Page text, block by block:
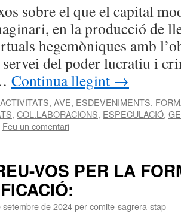
sobre el que el capital
en la producció de
hegemòniques amb
del poder lucratiu i
Continua llegint →
ACTIVITATS, AVE, ESDEVENIMENTS,
, COL.LABORACIONS, ESPECULACIÓ,
Feu un comentari
VOS PER LA
setembre de 2024percomite-sagrera-stap